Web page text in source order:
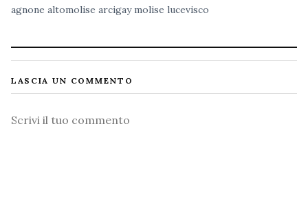
agnone altomolise arcigay molise lucevisco
LASCIA UN COMMENTO
Commento